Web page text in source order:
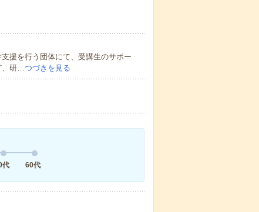
援を行う団体にて、受講生のサポー
、研…つづきを見る
代 60代